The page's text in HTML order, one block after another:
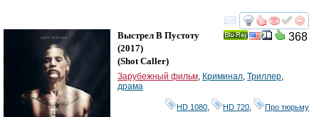
смотреть
368
Выстрел В Пустоту
(2017)
(Shot Caller)
Зарубежный фильм, Криминал, Триллер,
драма
HD 1080 HD 720 Про тюрьму